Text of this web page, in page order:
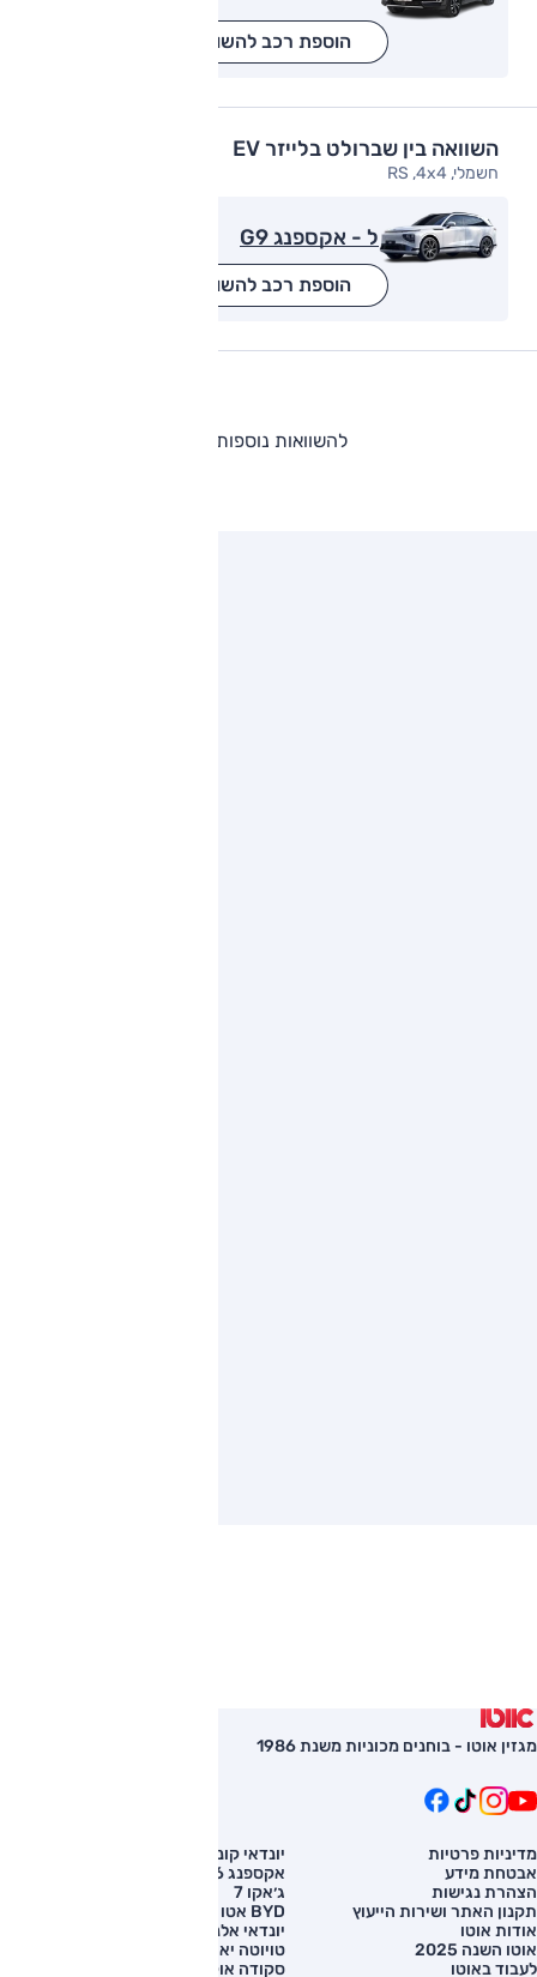
הוספת רכב להשוואה
השוואה בין שברולט בלייזר EV
חשמלי, RS ,4x4
ל - אקספנג G9
הוספת רכב להשוואה
להשוואות נוספות
מגזין אוטו - בוחנים מכוניות משנת 1986
מדיניות פרטיות
אבטחת מידע
הצהרת נגישות
תקנון האתר ושירות הייעוץ
אודות אוטו
אוטו השנה 2025
לעבוד באוטו
יונדאי קונה
אקספנג G6
ג׳אקו 7
BYD אטו 3
יונדאי אלנטרה
טויוטה יאריס קרוס
סקודה אוקטביה